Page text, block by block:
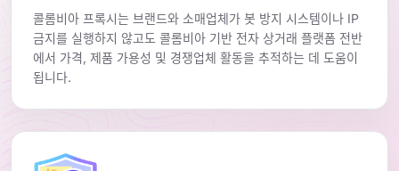
콜롬비아 프록시는 브랜드와 소매업체가 봇 방지 시스템이나 IP
금지를 실행하지 않고도 콜롬비아 기반 전자 상거래 플랫폼 전반
에서 가격, 제품 가용성 및 경쟁업체 활동을 추적하는 데 도움이
됩니다.